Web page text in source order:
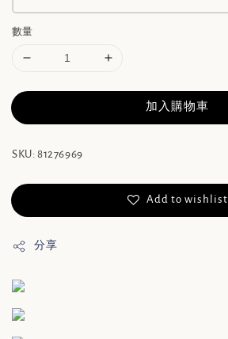
數量
加入購物車
SKU: 81276969
Add to wishlist
分享